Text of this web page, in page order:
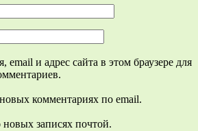
email и адрес сайта в этом браузере для
комментариях по email.
записях почтой.